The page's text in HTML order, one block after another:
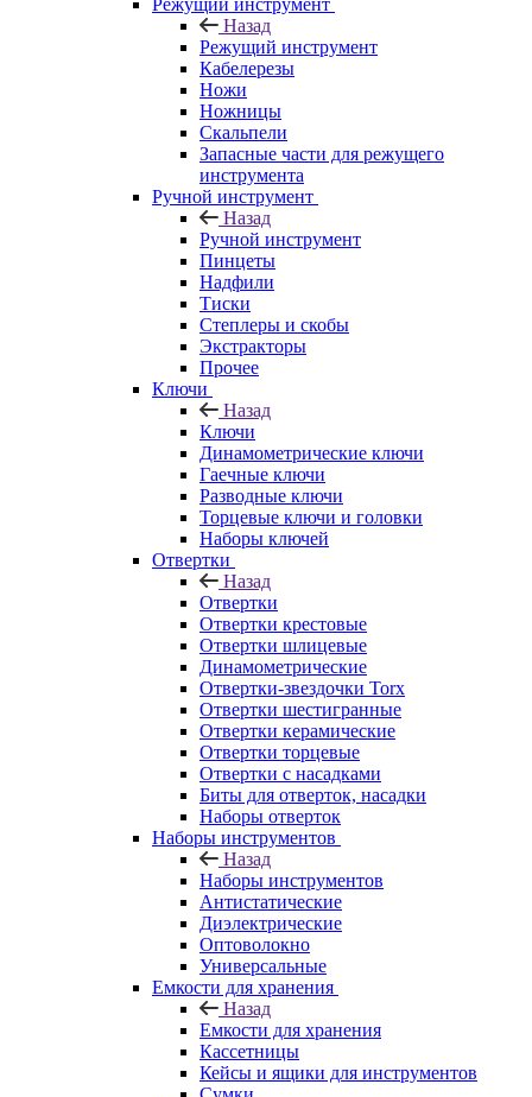
Режущий инструмент
Назад
Режущий инструмент
Кабелерезы
Ножи
Ножницы
Скальпели
Запасные части для режущего
инструмента
Ручной инструмент
Назад
Ручной инструмент
Пинцеты
Надфили
Тиски
Степлеры и скобы
Экстракторы
Прочее
Ключи
Назад
Ключи
Динамометрические ключи
Гаечные ключи
Разводные ключи
Торцевые ключи и головки
Наборы ключей
Отвертки
Назад
Отвертки
Отвертки крестовые
Отвертки шлицевые
Динамометрические
Отвертки-звездочки Torx
Отвертки шестигранные
Отвертки керамические
Отвертки торцевые
Отвертки с насадками
Биты для отверток, насадки
Наборы отверток
Наборы инструментов
Назад
Наборы инструментов
Антистатические
Диэлектрические
Оптоволокно
Универсальные
Емкости для хранения
Назад
Емкости для хранения
Кассетницы
Кейсы и ящики для инструментов